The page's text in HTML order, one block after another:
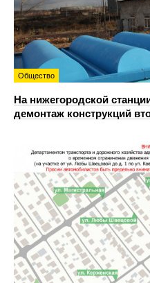
Общество
На нижегородской
демонтаж конструкций